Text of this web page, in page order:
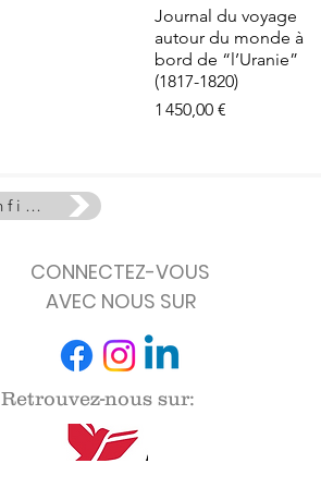
Aperçu rapide
Journal du voyage
autour du monde à
bord de “l’Uranie”
(1817-1820)
Prix
1 450,00 €
Politique de confidentialité
CONNECTEZ-VOUS
AVEC NOUS SUR
Retrouvez-nous sur: